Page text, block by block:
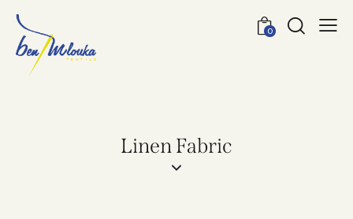
0
Linen Fabric